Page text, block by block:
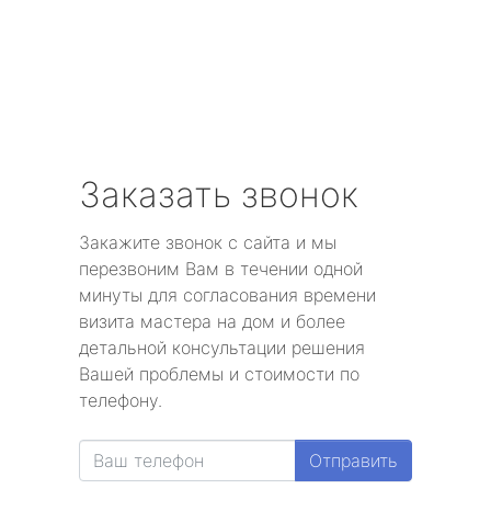
Заказать звонок
Закажите звонок с сайта и мы
перезвоним Вам в течении одной
минуты для согласования времени
визита мастера на дом и более
детальной консультации решения
Вашей проблемы и стоимости по
телефону.
Отправить